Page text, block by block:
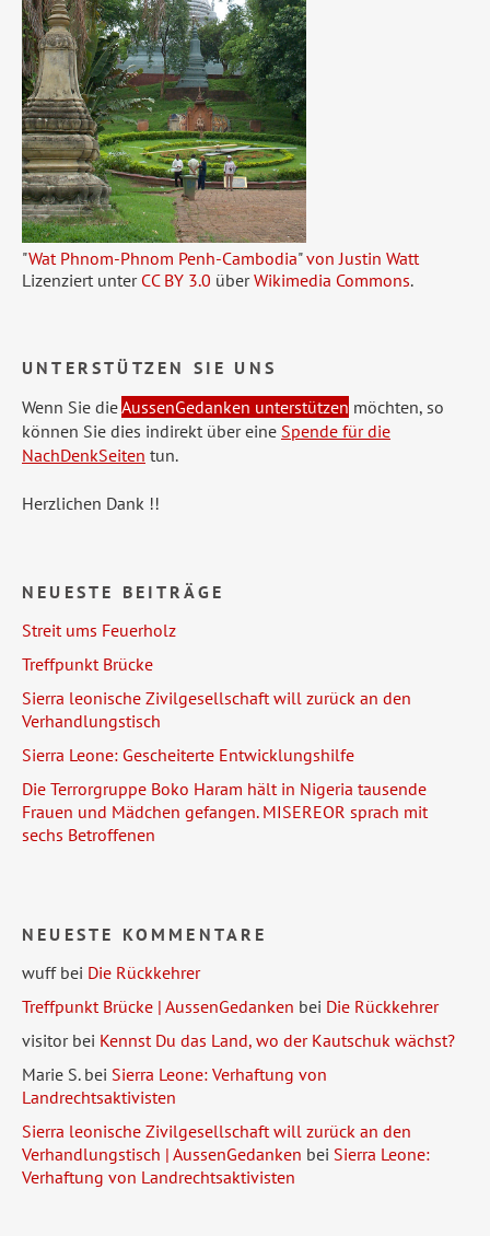
"Wat Phnom-Phnom Penh-Cambodia"von Justin Watt
Lizenziert unter CC BY 3.0 überWikimedia Commons.
UNTERSTÜTZEN SIE UNS
Wenn Sie dieAussenGedanken unterstützen möchten, so
können Sie dies indirekt über eine Spende für die
NachDenkSeiten tun.
Herzlichen Dank !!
NEUESTE BEITRÄGE
Streit ums Feuerholz
Treffpunkt Brücke
Sierra leonische Zivilgesellschaft will zurück an den
Verhandlungstisch
Sierra Leone: Gescheiterte Entwicklungshilfe
Die Terrorgruppe Boko Haram hält in Nigeria tausende
Frauen und Mädchen gefangen. MISEREOR sprach mit
sechs Betroffenen
NEUESTE KOMMENTARE
wuffbei Die Rückkehrer
Treffpunkt Brücke | AussenGedanken bei Die Rückkehrer
visitorbei Kennst Du das Land, wo der Kautschuk wächst?
Marie S.bei Sierra Leone: Verhaftung von
Landrechtsaktivisten
Sierra leonische Zivilgesellschaft will zurück an den
Verhandlungstisch | AussenGedanken bei Sierra Leone:
Verhaftung von Landrechtsaktivisten